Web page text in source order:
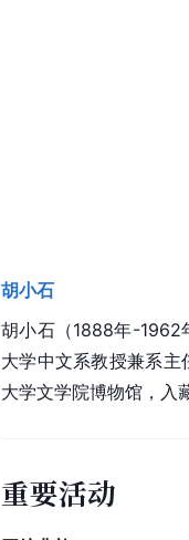
胡小石
胡小石（1888年-1962
大学中文系教授兼系主
大学文学院博物馆，入
重要活动